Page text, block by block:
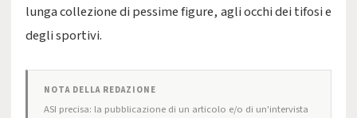
lunga collezione di pessime figure, agli occhi dei tifosi e
degli sportivi.
NOTA DELLA REDAZIONE
ASI precisa: la pubblicazione di un articolo e/o di un'intervista